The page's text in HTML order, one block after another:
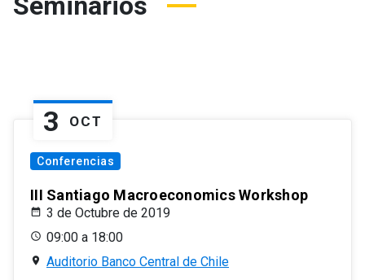
3 OCT
Conferencias
III Santiago Macroeconomics Workshop
3 de Octubre de 2019
09:00 a 18:00
Auditorio Banco Central de Chile